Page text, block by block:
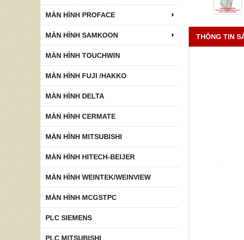
MÀN HÌNH PROFACE
MÀN HÌNH SAMKOON
MÀN HÌNH TOUCHWIN
MÀN HÌNH FUJI /HAKKO
MÀN HÌNH DELTA
MÀN HÌNH CERMATE
MÀN HÌNH MITSUBISHI
MÀN HÌNH HITECH-BEIJER
MÀN HÌNH WEINTEK/WEINVIEW
MÀN HÌNH MCGSTPC
PLC SIEMENS
PLC MITSUBISHI
THÔNG TIN